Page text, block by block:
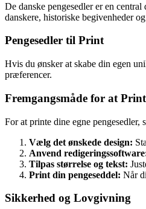
De danske pengesedler er en
danskere, historiske begivenheder
Pengesedler til Print
Hvis du ønsker at skabe din egen
præferencer.
Fremgangsmåde for at
For at printe dine egne pengesedler,
Vælg det ønskede design:
Anvend
Tilpas størrelse og tekst:
Print din pengeseddel: Når
Sikkerhed og Lovgivning